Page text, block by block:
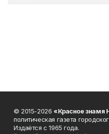
© 2015-2026 «Красное знамя
политическая газета
Издаётся с 1965 года.